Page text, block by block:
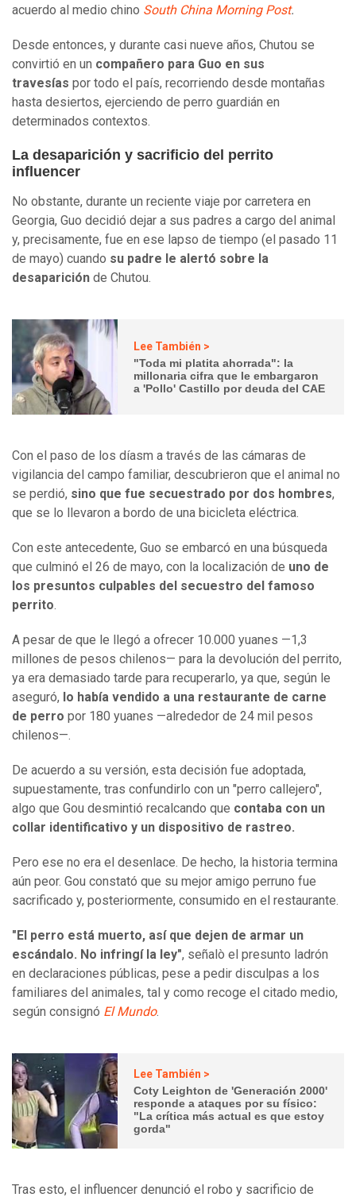
acuerdo al medio chino South China Morning Post.
Desde entonces, y durante casi nueve años, Chutou se
convirtió en un compañero para Guo en sus
travesías por todo el país, recorriendo desde montañas
hasta desiertos, ejerciendo de perro guardián en
determinados contextos.
La desaparición y sacrificio del perrito
influencer
No obstante, durante un reciente viaje por carretera en
Georgia, Guo decidió dejar a sus padres a cargo del animal
y, precisamente, fue en ese lapso de tiempo (el pasado 11
de mayo) cuando su padre le alertó sobre la
desaparición de Chutou.
Lee También >
"Toda mi platita ahorrada": la
millonaria cifra que le embargaron
a 'Pollo' Castillo por deuda del CAE
Con el paso de los díasm a través de las cámaras de
vigilancia del campo familiar, descubrieron que el animal no
se perdió, sino que fue secuestrado por dos hombres,
que se lo llevaron a bordo de una bicicleta eléctrica.
Con este antecedente, Guo se embarcó en una búsqueda
que culminó el 26 de mayo, con la localización de uno de
los presuntos culpables del secuestro del famoso
perrito.
A pesar de que le llegó a ofrecer 10.000 yuanes —1,3
millones de pesos chilenos— para la devolución del perrito,
ya era demasiado tarde para recuperarlo, ya que, según le
aseguró, lo había vendido a una restaurante de carne
de perro por 180 yuanes —alrededor de 24 mil pesos
chilenos—.
De acuerdo a su versión, esta decisión fue adoptada,
supuestamente, tras confundirlo con un "perro callejero",
algo que Gou desmintió recalcando que contaba con un
collar identificativo y un dispositivo de rastreo.
Pero ese no era el desenlace. De hecho, la historia termina
aún peor. Gou constató que su mejor amigo perruno fue
sacrificado y, posteriormente, consumido en el restaurante.
"El perro está muerto, así que dejen de armar un
escándalo. No infringí la ley", señalò el presunto ladrón
en declaraciones públicas, pese a pedir disculpas a los
familiares del animales, tal y como recoge el citado medio,
según consignó El Mundo.
Lee También >
Coty Leighton de 'Generación 2000'
responde a ataques por su físico:
"La crítica más actual es que estoy
gorda"
Tras esto, el influencer denunció el robo y sacrificio de